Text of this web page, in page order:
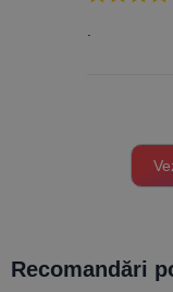
din 5
Recomandări